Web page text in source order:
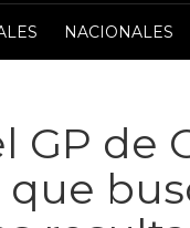
NACIONALES
GP de
que